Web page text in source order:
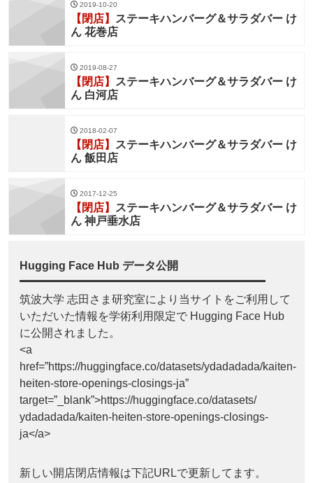
2019-10-20
【閉店】 ステーキハンバーグ＆サラダバー け
ん 花巻店
2019-08-27
【閉店】 ステーキハンバーグ＆サラダバー け
ん 白河店
2018-02-07
【閉店】 ステーキハンバーグ＆サラダバー け
ん 飯田店
2017-12-25
【閉店】 ステーキハンバーグ＆サラダバー け
ん 神戸垂水店
Hugging Face Hub データ公開
筑波大学 志田さま研究室により当サイトをご利用して
いただいた情報を学術利用限定で Hugging Face Hub
に公開されました。
<a
href=”https://huggingface.co/datasets/ydadadada/kaiten-
heiten-store-openings-closings-ja”
target=”_blank”>https://huggingface.co/datasets/
ydadadada/kaiten-heiten-store-openings-closings-
ja</a>
新しい開店閉店情報は下記URLで更新してます。